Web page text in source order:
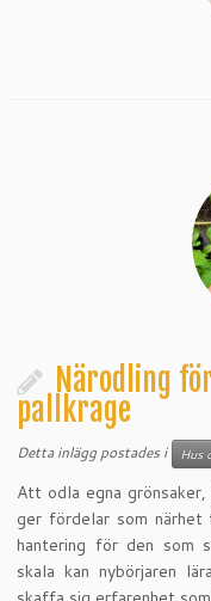
Närodling
pallkrage
Detta inlägg postades i Hus
Att odla egna
ger fördelar som
hantering för den som
skala kan nybörjaren